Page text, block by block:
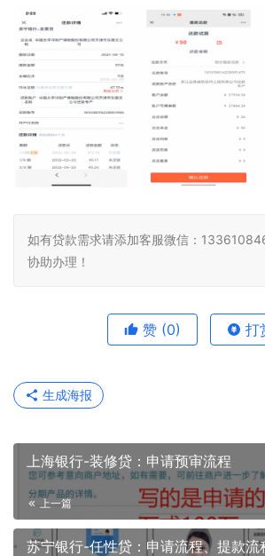
如有贷款需求请添加客服微信：
协助办理！
赞 (0) 打
生成海报
上海银行-装修贷：申请预审流程
上一篇
苏宁银行-任性贷：申请流程、提款流